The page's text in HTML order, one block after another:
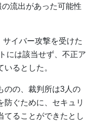
流出があった可能性
イバー攻撃を受けた
には該当せず、不正ア
るとした。
のの、裁判所は3人の
防ぐために、セキュリ
てることができたとし